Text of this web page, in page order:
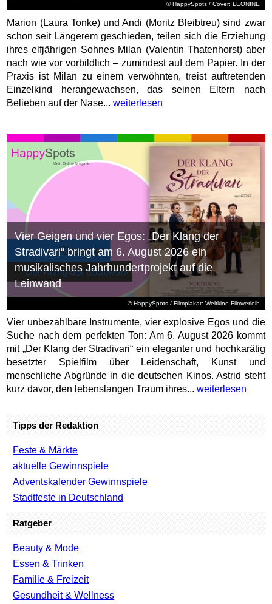
© HappySpots / Cover: LEONINE
Marion (Laura Tonke) und Andi (Moritz Bleibtreu) sind zwar
schon seit Längerem geschieden, teilen sich die Erziehung
ihres elfjährigen Sohnes Milan (Valentin Thatenhorst) aber
nach wie vor vorbildlich – zumindest auf dem Papier. In der
Praxis ist Milan zu einem verwöhnten, treist auftretenden
Einzelkind herangewachsen, das seinen Eltern nach
Belieben auf der Nase... weiterlesen
© HappySpots / Filmplakat: Weltkino Filmverleih
Vier Geigen und vier Egos: „Der Klang der
Stradivari“ bringt am 6. August 2026 ein
musikalisches Jahrhundertprojekt auf die
Leinwand
Vier unbezahlbare Instrumente, vier explosive Egos und die
Suche nach dem perfekten Ton: Am 6. August 2026 kommt
mit „Der Klang der Stradivari“ ein eleganter und hochkarätig
besetzter Spielfilm über Leidenschaft, Kunst und
menschliche Abgründe in die deutschen Kinos. Astrid steht
kurz davor, den lebenslangen Traum ihres... weiterlesen
Tipps der Redaktion
Feste & Märkte
aktuelle Gewinnspiele
Adventskalender Gewinnspiele
Stadtfeste in Deutschland
Ratgeber
Beauty & Mode
Essen & Trinken
Familie & Freizeit
Gesundheit & Wellness